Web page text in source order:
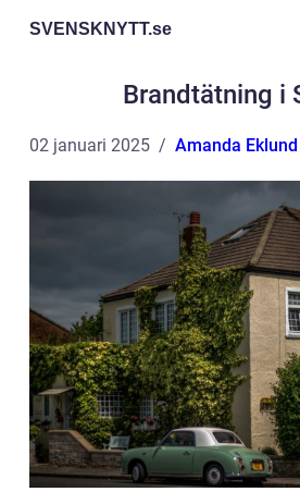
SVENSKNYTT.se
Brandtätning i
02 januari 2025 Amanda Eklund